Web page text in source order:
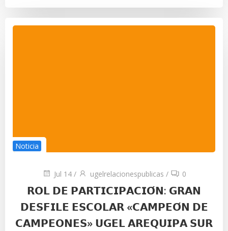
Noticia
Jul 14 / ugelrelacionespublicas / 0
𝗥𝗢𝗟 𝗗𝗘 𝗣𝗔𝗥𝗧𝗜𝗖𝗜𝗣𝗔𝗖𝗜𝗢́𝗡: 𝗚𝗥𝗔𝗡
𝗗𝗘𝗦𝗙𝗜𝗟𝗘 𝗘𝗦𝗖𝗢𝗟𝗔𝗥 «𝗖𝗔𝗠𝗣𝗘𝗢́𝗡 𝗗𝗘
𝗖𝗔𝗠𝗣𝗘𝗢𝗡𝗘𝗦» 𝗨𝗚𝗘𝗟 𝗔𝗥𝗘𝗤𝗨𝗜𝗣𝗔 𝗦𝗨𝗥